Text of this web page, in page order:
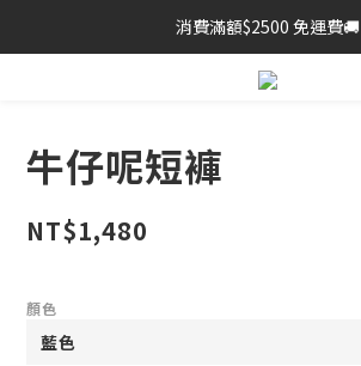
消費滿額$2500 免運費🚚
牛仔呢短褲
NT$1,480
顏色